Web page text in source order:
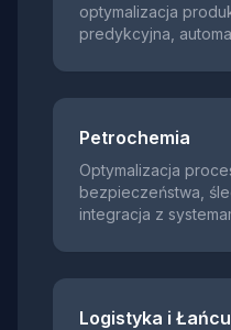
optymalizacja
predykcyjna,
Petrochemia
Optymalizacja
bezpieczeństwa,
integracja z
Logistyka i